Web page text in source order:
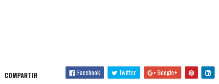
COMPARTIR Facebook Twitter Google+